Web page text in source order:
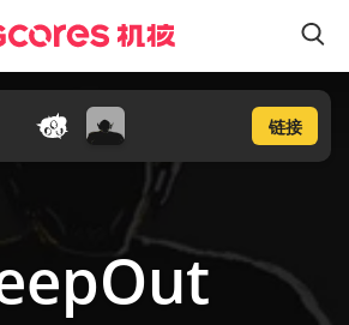
链接